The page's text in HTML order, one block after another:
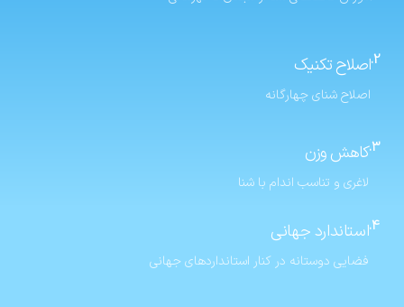
2.اصلاح تکنیک
اصلاح شنای چهارگانه
3.کاهش وزن
لاغری و تناسب اندام با شنا
4.استاندارد جهانی
فضایی دوستانه در کنار استانداردهای جهانی